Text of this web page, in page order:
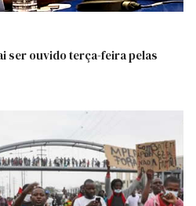
ser ouvido terça-feira pelas